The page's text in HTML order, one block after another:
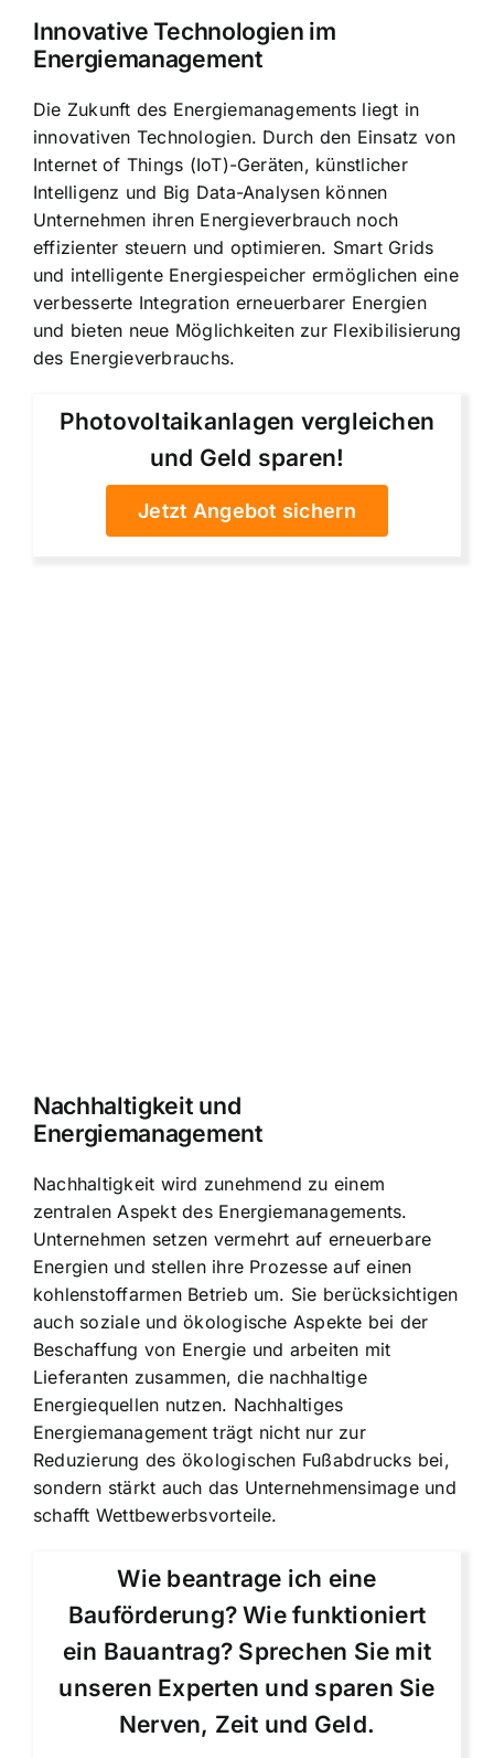
Innovative Technologien im
Energiemanagement
Die Zukunft des Energiemanagements liegt in
innovativen Technologien. Durch den Einsatz von
Internet of Things (IoT)-Geräten, künstlicher
Intelligenz und Big Data-Analysen können
Unternehmen ihren Energieverbrauch noch
effizienter steuern und optimieren. Smart Grids
und intelligente Energiespeicher ermöglichen eine
verbesserte Integration erneuerbarer Energien
und bieten neue Möglichkeiten zur Flexibilisierung
des Energieverbrauchs.
Photovoltaikanlagen vergleichen
und Geld sparen!
Jetzt Angebot sichern
Nachhaltigkeit und
Energiemanagement
Nachhaltigkeit wird zunehmend zu einem
zentralen Aspekt des Energiemanagements.
Unternehmen setzen vermehrt auf erneuerbare
Energien und stellen ihre Prozesse auf einen
kohlenstoffarmen Betrieb um. Sie berücksichtigen
auch soziale und ökologische Aspekte bei der
Beschaffung von Energie und arbeiten mit
Lieferanten zusammen, die nachhaltige
Energiequellen nutzen. Nachhaltiges
Energiemanagement trägt nicht nur zur
Reduzierung des ökologischen Fußabdrucks bei,
sondern stärkt auch das Unternehmensimage und
schafft Wettbewerbsvorteile.
Wie beantrage ich eine
Bauförderung? Wie funktioniert
ein Bauantrag? Sprechen Sie mit
unseren Experten und sparen Sie
Nerven, Zeit und Geld.